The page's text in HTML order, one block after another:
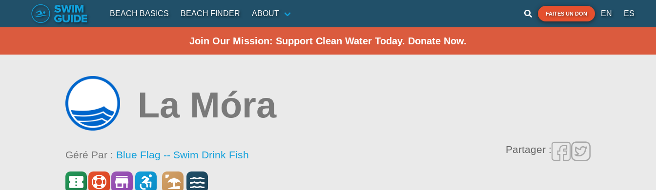
BEACH BASICS BEACH FINDER ABOUT FAITES UN DON EN ES
Join Our Mission: Support Clean Water Today. Donate Now.
La Móra
Géré Par : Blue Flag -- Swim Drink Fish Partager :